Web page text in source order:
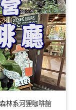
林系河狸咖啡館